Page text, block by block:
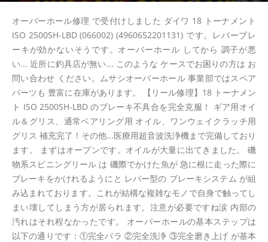
オーバーホール修理 で受付けしました ダイワ 18 トーナメント
ISO 2500SH-LBD (066002) (4960652201131) です。レバーブレ
ーキが効かないそうです。オーバーホール してから 調子が悪
い... 近所に釣具店が無い... このような ケースでお困りの方は お
問い合わせ ください。ムサシオーバーホール 事業部ではスペア
パーツも 豊富に在庫があります。 【リール修理】18 トーナメン
ト ISO 2500SH-LBD のブレーキ不具合を完全克服！ ギア用オイ
ル＆グリス、通常ベアリング用 オイル、ワンウェイクラッチ用
グリス 補充完了！その他...医療用超音波洗浄機まで完備しており
ます。 まずはオープンです。オイルが大量に出てきました。 磯
物系スピニングリール は 磯際でかけた魚が 急に根に走った際に
ブレーキをかけれるようにと レバー型の ブレーキシステム が組
み込まれております。これが結構な複雑なモノで自身で触ってし
まい壊してしまう方が居られます。注意が必要ですね涙 内部の
汚れはそれ程なかったです。 オーバーホールの基本ステップは
以下の通りです：①完全バラ ②完全洗浄 ③完全磨き上げ が基本